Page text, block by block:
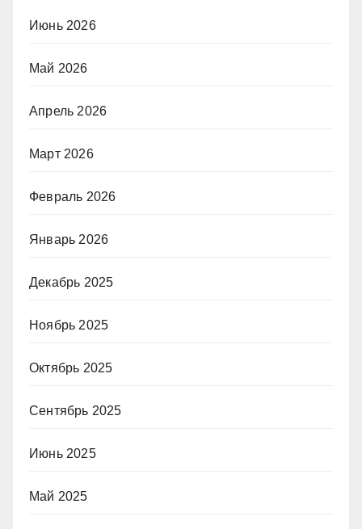
Июнь 2026
Май 2026
Апрель 2026
Март 2026
Февраль 2026
Январь 2026
Декабрь 2025
Ноябрь 2025
Октябрь 2025
Сентябрь 2025
Июнь 2025
Май 2025